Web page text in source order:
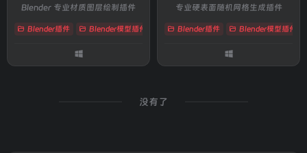
Blender 专业材质图层绘制插件
Blender插件 Blender模型插件 # AO # Painter # substance
专业硬表面随机网格生成插件
Blender插件 Blender模型插件
没有了